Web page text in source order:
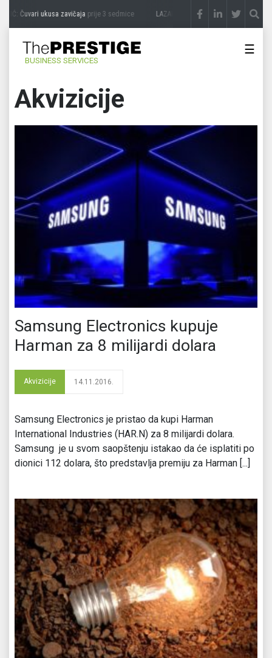
Čuvari ukusa zavičajaprije 3 sedmice LAZAR ĐURIĆ: Promocija potencijal
BUSINESS SERVICES
☰
Akvizicije
Samsung Electronics kupuje
Harman za 8 milijardi dolara
Akvizicije 14.11.2016.
Samsung Electronics je pristao da kupi Harman
International Industries (HAR.N) za 8 milijardi dolara.
Samsung je u svom saopštenju istakao da će isplatiti po
dionici 112 dolara, što predstavlja premiju za Harman [...]